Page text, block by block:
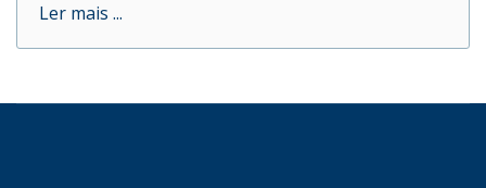
Ler mais ...